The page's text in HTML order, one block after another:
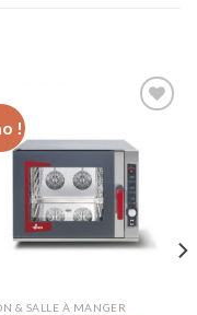
!
à la liste
d’envies
& SALLE À MANGER